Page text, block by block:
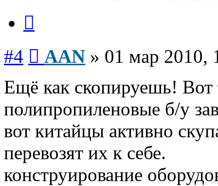
#4 AAN » 01 мар 2010,
Ещё как скопируешь!
полипропиленовые б/у
вот китайцы активно
перевозят их к себе.
конструирование